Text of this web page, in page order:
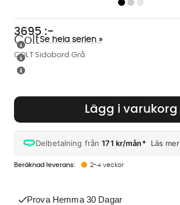
COLT Sidobord Grå
ColtSe hela serien »
3695 :-
Lägg i varukorg
Delbetalning från171 kr/mån* Läs mer
2-4 veckor
Prova Hemma 30 Dagar